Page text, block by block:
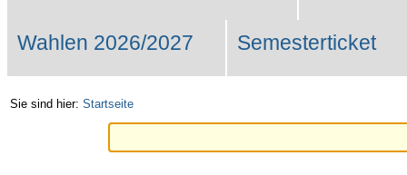
Wahlen 2026/2027 Semesterticket
Sie sind hier: Startseite